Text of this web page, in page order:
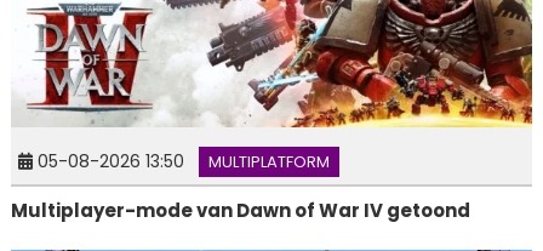
05-08-2026 13:50 MULTIPLATFORM
Multiplayer-mode van Dawn of War IV getoond